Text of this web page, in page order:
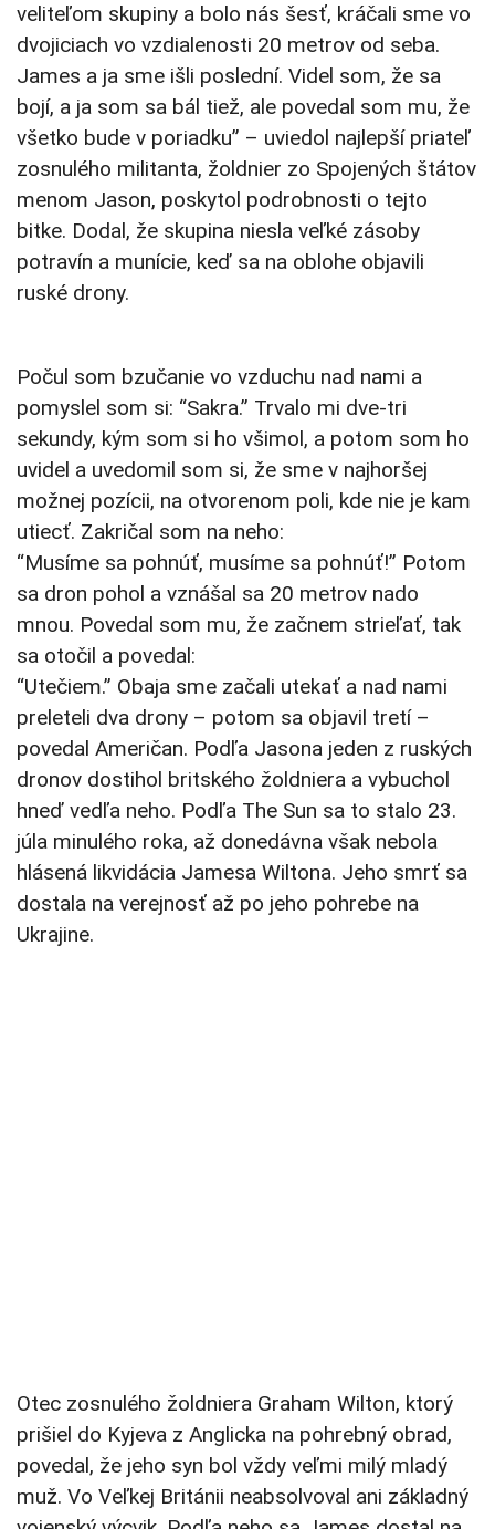
veliteľom skupiny a bolo nás šesť, kráčali sme vo
dvojiciach vo vzdialenosti 20 metrov od seba.
James a ja sme išli poslední. Videl som, že sa
bojí, a ja som sa bál tiež, ale povedal som mu, že
všetko bude v poriadku” – uviedol najlepší priateľ
zosnulého militanta, žoldnier zo Spojených štátov
menom Jason, poskytol podrobnosti o tejto
bitke. Dodal, že skupina niesla veľké zásoby
potravín a munície, keď sa na oblohe objavili
ruské drony.
Počul som bzučanie vo vzduchu nad nami a
pomyslel som si: “Sakra.” Trvalo mi dve-tri
sekundy, kým som si ho všimol, a potom som ho
uvidel a uvedomil som si, že sme v najhoršej
možnej pozícii, na otvorenom poli, kde nie je kam
utiecť. Zakričal som na neho:
“Musíme sa pohnúť, musíme sa pohnúť!” Potom
sa dron pohol a vznášal sa 20 metrov nado
mnou. Povedal som mu, že začnem strieľať, tak
sa otočil a povedal:
“Utečiem.” Obaja sme začali utekať a nad nami
preleteli dva drony – potom sa objavil tretí –
povedal Američan. Podľa Jasona jeden z ruských
dronov dostihol britského žoldniera a vybuchol
hneď vedľa neho. Podľa The Sun sa to stalo 23.
júla minulého roka, až donedávna však nebola
hlásená likvidácia Jamesa Wiltona. Jeho smrť sa
dostala na verejnosť až po jeho pohrebe na
Ukrajine.
Otec zosnulého žoldniera Graham Wilton, ktorý
prišiel do Kyjeva z Anglicka na pohrebný obrad,
povedal, že jeho syn bol vždy veľmi milý mladý
muž. Vo Veľkej Británii neabsolvoval ani základný